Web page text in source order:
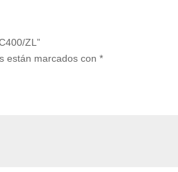
ZL”
están marcados con*